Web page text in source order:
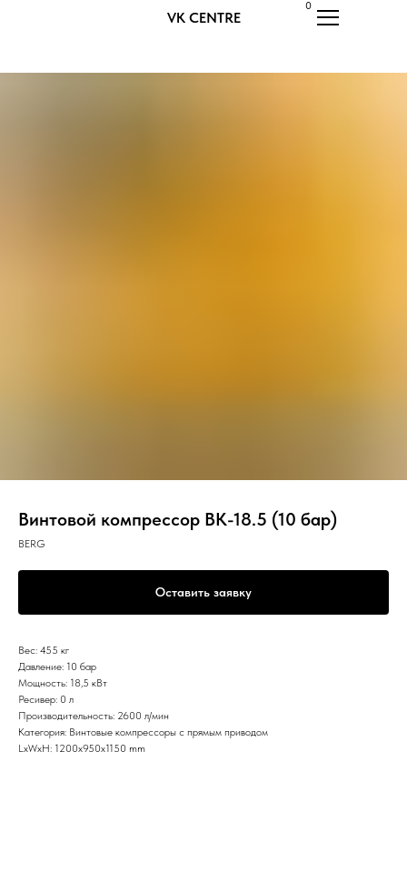
VK CENTRE
0
Винтовой компрессор ВК-18.5 (10 бар)
BERG
Оставить заявку
Вес: 455 кг
Давление: 10 бар
Мощность: 18,5 кВт
Ресивер: 0 л
Производительность: 2600 л/мин
Категория: Винтовые компрессоры с прямым приводом
LxWxH: 1200x950x1150 mm